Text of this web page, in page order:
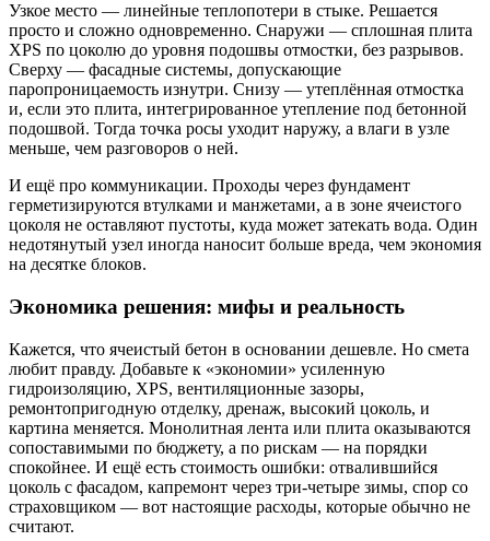
Узкое место — линейные теплопотери в стыке. Решается
просто и сложно одновременно. Снаружи — сплошная плита
XPS по цоколю до уровня подошвы отмостки, без разрывов.
Сверху — фасадные системы, допускающие
паропроницаемость изнутри. Снизу — утеплённая отмостка
и, если это плита, интегрированное утепление под бетонной
подошвой. Тогда точка росы уходит наружу, а влаги в узле
меньше, чем разговоров о ней.
И ещё про коммуникации. Проходы через фундамент
герметизируются втулками и манжетами, а в зоне ячеистого
цоколя не оставляют пустоты, куда может затекать вода. Один
недотянутый узел иногда наносит больше вреда, чем экономия
на десятке блоков.
Экономика решения: мифы и реальность
Кажется, что ячеистый бетон в основании дешевле. Но смета
любит правду. Добавьте к «экономии» усиленную
гидроизоляцию, XPS, вентиляционные зазоры,
ремонтопригодную отделку, дренаж, высокий цоколь, и
картина меняется. Монолитная лента или плита оказываются
сопоставимыми по бюджету, а по рискам — на порядки
спокойнее. И ещё есть стоимость ошибки: отвалившийся
цоколь с фасадом, капремонт через три-четыре зимы, спор со
страховщиком — вот настоящие расходы, которые обычно не
считают.